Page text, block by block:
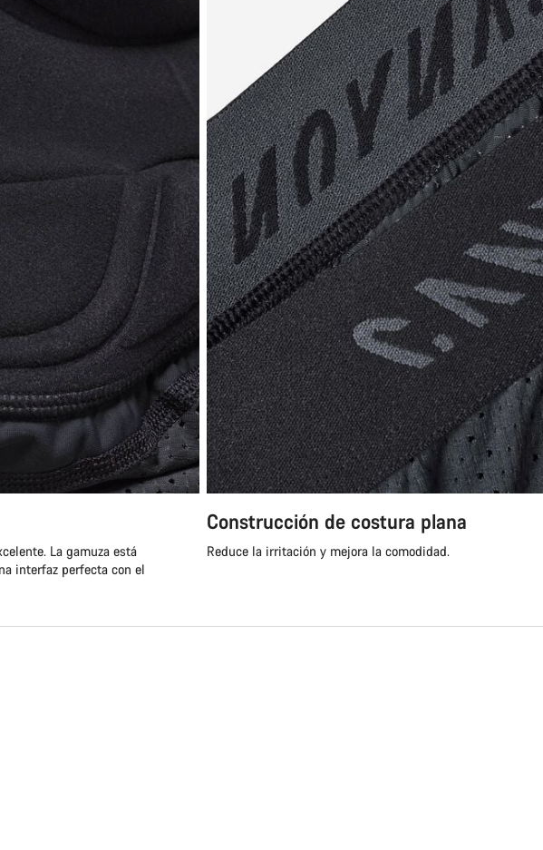
La gamuza está
interfaz perfecta con el
Construcción de costura plana
Reduce la irritación y mejora la comodidad.